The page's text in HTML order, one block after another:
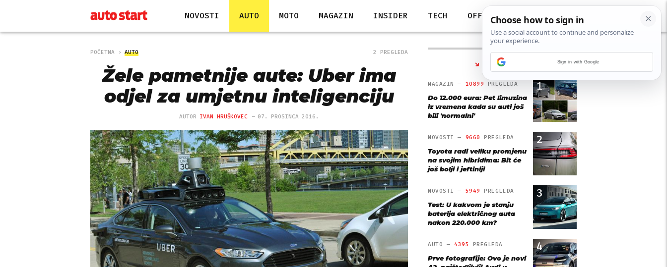
NOVOSTI AUTO MOTO MAGAZIN INSIDER TECH OFF
POČETNA AUTO 2 PREGLEDA
Žele pametnije aute: Uber ima
odjel za umjetnu inteligenciju
AUTOR IVAN HRUŠKOVEC 07. PROSINCA 2016.
NAJČITANIJE
1
MAGAZIN — 10899 PREGLEDA
Do 12.000 eura: Pet limuzina
iz vremena kada su auti još
bili 'normalni'
2
NOVOSTI — 9660 PREGLEDA
Toyota radi veliku promjenu
na svojim hibridima: Bit će
još bolji i jeftiniji
3
NOVOSTI — 5949 PREGLEDA
Test: U kakvom je stanju
baterija električnog auta
nakon 220.000 km?
4
AUTO — 4395 PREGLEDA
Prve fotografije: Ovo je novi
Sign in with Google